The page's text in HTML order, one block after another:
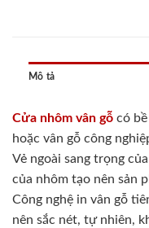
Mô tả
Cửa nhôm vân gỗ có
hoặc vân gỗ công
Vẻ ngoài sang trọng
của nhôm tạo nên sản
Công nghệ in vân gỗ
nên sắc nét, tự nhiên,